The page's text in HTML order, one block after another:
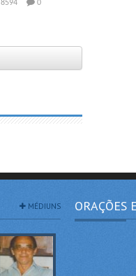
8594 0
MÉDIUNS ORAÇÕES